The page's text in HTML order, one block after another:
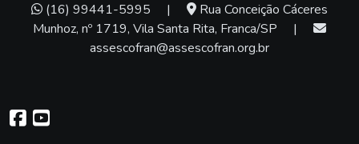
(16) 99441-5995 |
Rua Conceição Cáceres
Munhoz, nº 1719, Vila Santa Rita, Franca/SP
|
assescofran@assescofran.org.br